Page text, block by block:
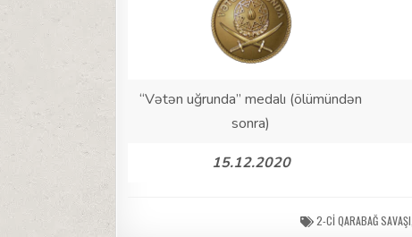
“Vətən uğrunda” medalı (ölümündən
sonra)
15.12.2020
2-CI QARABAĞ SAVAŞI